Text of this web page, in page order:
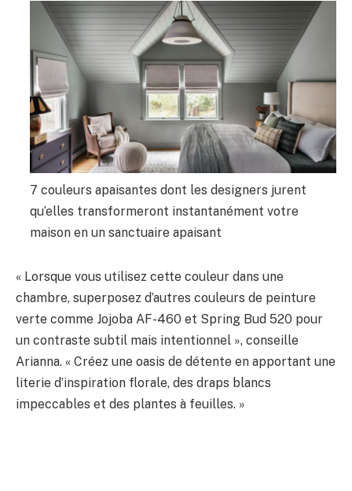
7 couleurs apaisantes dont les designers jurent
qu’elles transformeront instantanément votre
maison en un sanctuaire apaisant
« Lorsque vous utilisez cette couleur dans une
chambre, superposez d’autres couleurs de peinture
verte comme Jojoba AF-460 et Spring Bud 520 pour
un contraste subtil mais intentionnel », conseille
Arianna. « Créez une oasis de détente en apportant une
literie d’inspiration florale, des draps blancs
impeccables et des plantes à feuilles. »